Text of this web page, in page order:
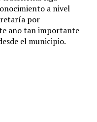
a nivel
por
año tan importante
el municipio.